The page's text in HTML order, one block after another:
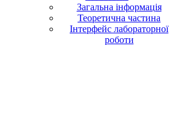
Загальна інформація
Теоретична частина
Інтерфейс лабораторної
роботи